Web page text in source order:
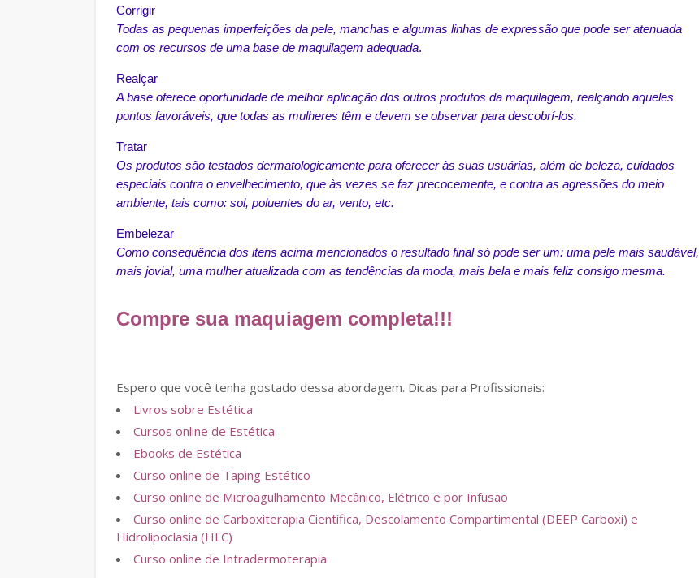
Corrigir
Todas as pequenas imperfeições da pele, manchas e algumas linhas de expressão que pode ser atenuada
com os recursos de uma base de maquilagem adequada.
Realçar
A base oferece oportunidade de melhor aplicação dos outros produtos da maquilagem, realçando aqueles
pontos favoráveis, que todas as mulheres têm e devem se observar para descobrí-los.
Tratar
Os produtos são testados dermatologicamente para oferecer às suas usuárias, além de beleza, cuidados
especiais contra o envelhecimento, que às vezes se faz precocemente, e contra as agressões do meio
ambiente, tais como: sol, poluentes do ar, vento, etc.
Embelezar
Como consequência dos itens acima mencionados o resultado final só pode ser um: uma pele mais saudável,
mais jovial, uma mulher atualizada com as tendências da moda, mais bela e mais feliz consigo mesma.
Compre sua maquiagem completa!!!
Espero que você tenha gostado dessa abordagem. Dicas para Profissionais:
Livros sobre Estética
Cursos online de Estética
Ebooks de Estética
Curso online de Taping Estético
Curso online de Microagulhamento Mecânico, Elétrico e por Infusão
Curso online de Carboxiterapia Científica, Descolamento Compartimental (DEEP Carboxi) e
Hidrolipoclasia (HLC)
Curso online de Intradermoterapia